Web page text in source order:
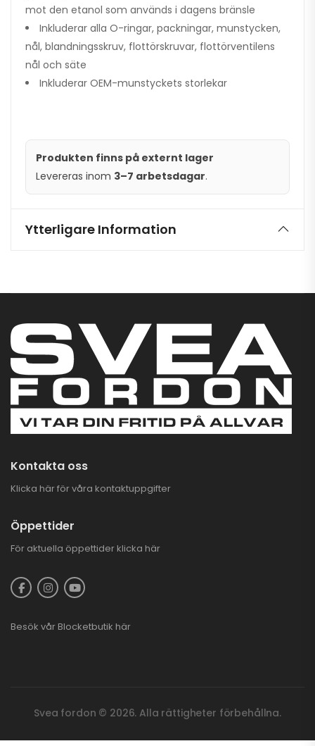
mot den etanol som används i dagens bränsle
Inkluderar alla O-ringar, packningar, munstycken,
nål, blandningsskruv, flottörskruvar, flottörventilens
nål och säte
Inkluderar OEM-munstyckets storlekar
Produkten finns på externt lager
Levereras inom 3–7 arbetsdagar.
Ytterligare Information
Kontakta oss
Klicka här för våra kontaktuppgifter
Öppettider
För aktuella öppettider klicka här
Besök vår Blocketbutik här
Svea fordon © 2026. Alla rättigheter förbehållna.